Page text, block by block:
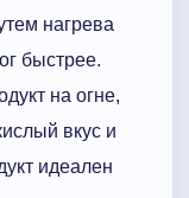
нагрева
быстрее.
на огне,
вкус и
идеален